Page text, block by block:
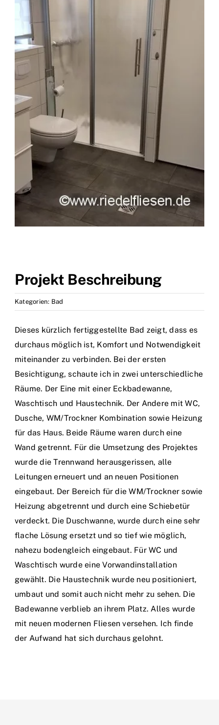
Marken
Kontakt
Projekt Beschreibung
Kategorien: Bad
Dieses kürzlich fertiggestellte Bad zeigt, dass es
durchaus möglich ist, Komfort und Notwendigkeit
miteinander zu verbinden. Bei der ersten
Besichtigung, schaute ich in zwei unterschiedliche
Räume. Der Eine mit einer Eckbadewanne,
Waschtisch und Haustechnik. Der Andere mit WC,
Dusche, WM/Trockner Kombination sowie Heizung
für das Haus. Beide Räume waren durch eine
Wand getrennt. Für die Umsetzung des Projektes
wurde die Trennwand herausgerissen, alle
Leitungen erneuert und an neuen Positionen
eingebaut. Der Bereich für die WM/Trockner sowie
Heizung abgetrennt und durch eine Schiebetür
verdeckt. Die Duschwanne, wurde durch eine sehr
flache Lösung ersetzt und so tief wie möglich,
nahezu bodengleich eingebaut. Für WC und
Waschtisch wurde eine Vorwandinstallation
gewählt. Die Haustechnik wurde neu positioniert,
umbaut und somit auch nicht mehr zu sehen. Die
Badewanne verblieb an ihrem Platz. Alles wurde
mit neuen modernen Fliesen versehen. Ich finde
der Aufwand hat sich durchaus gelohnt.